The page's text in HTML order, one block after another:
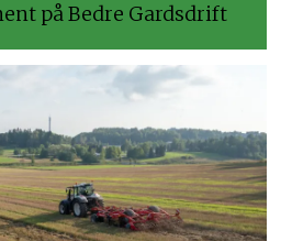
på Bedre Gardsdrift